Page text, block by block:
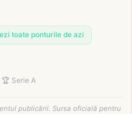
toate ponturile de azi
🏆 Serie A
publicării. Sursa oficială pentru